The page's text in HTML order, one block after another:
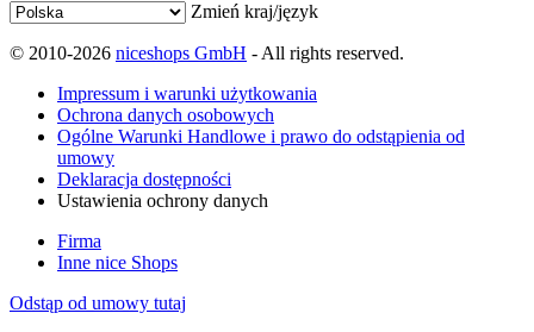
Zmień kraj/język
© 2010-2026 niceshops GmbH - All rights reserved.
Impressum i warunki użytkowania
Ochrona danych osobowych
Ogólne Warunki Handlowe i prawo do odstąpienia od
umowy
Deklaracja dostępności
Ustawienia ochrony danych
Firma
Inne nice Shops
Odstąp od umowy tutaj